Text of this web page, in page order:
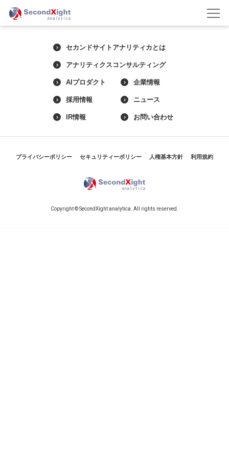
セカンドサイトアナリティカとは
アナリティクスコンサルティング
AIプロダクト 企業情報
採用情報 ニュース
IR情報 お問い合わせ
プライバシーポリシー セキュリティーポリシー 人権基本方針 利用規約
Copyright © SecondXight analytica. All rights reserved.